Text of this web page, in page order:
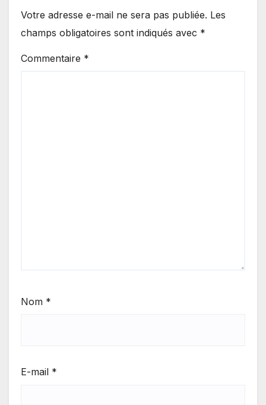
Votre adresse e-mail ne sera pas publiée. Les
champs obligatoires sont indiqués avec *
Commentaire *
Nom *
E-mail *